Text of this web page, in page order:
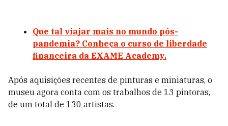
Que tal viajar mais no mundo pós-
pandemia? Conheça o curso de liberdade
financeira da EXAME Academy.
Após aquisições recentes de pinturas e miniaturas, o
museu agora conta com os trabalhos de 13 pintoras,
de um total de 130 artistas.